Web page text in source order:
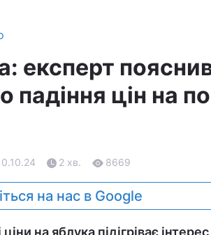
експерт
падіння цін на
2 хв. 8669
на нас в Google
на яблука підігріває